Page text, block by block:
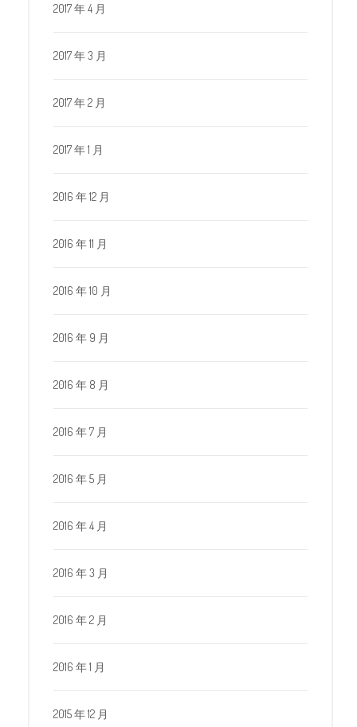
2017 年 4 月
2017 年 3 月
2017 年 2 月
2017 年 1 月
2016 年 12 月
2016 年 11 月
2016 年 10 月
2016 年 9 月
2016 年 8 月
2016 年 7 月
2016 年 5 月
2016 年 4 月
2016 年 3 月
2016 年 2 月
2016 年 1 月
2015 年 12 月